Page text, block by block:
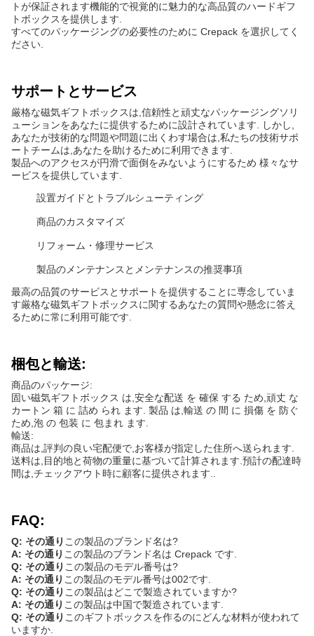
トが保証されます機能的で視覚的に魅力的な高品質のハードギフ
トボックスを提供します.
すべてのパッケージングの必要性のために Crepack を選択してく
ださい.
サポートとサービス
厳格な磁気ギフトボックスは,信頼性と頑丈なパッケージングソリ
ューションをあなたに提供するために設計されています. しかし,
あなたが技術的な問題や問題に出くわす場合は,私たちの技術サポ
ートチームは,あなたを助けるために利用できます.
製品へのアクセスが円滑で面倒をみないようにするため 様々なサ
ービスを提供しています.
設置ガイドとトラブルシューティング
商品のカスタマイズ
リフォーム・修理サービス
製品のメンテナンスとメンテナンスの推奨事項
最高の品質のサービスとサポートを提供することに専念していま
す厳格な磁気ギフトボックスに関するあなたの質問や懸念に答え
るために常に利用可能です.
梱包と輸送:
商品のパッケージ:
固い磁気ギフトボックス は,安全な配送 を 確保 する ため,頑丈 な
カートン 箱 に 詰め られ ます. 製品 は,輸送 の 間 に 損傷 を 防ぐ
ため,泡 の 包装 に 包まれ ます.
輸送:
商品は,評判の良い宅配便で,お客様が指定した住所へ送られます.
送料は,目的地と荷物の重量に基づいて計算されます.預計の配達時
間は,チェックアウト時に顧客に提供されます..
FAQ:
Q: その通り この製品のブランド名は?
A: その通り この製品のブランド名は Crepack です.
Q: その通り この製品のモデル番号は?
A: その通り この製品のモデル番号は002です.
Q: その通り この製品はどこで製造されていますか?
A: その通り この製品は中国で製造されています.
Q: その通り このギフトボックスを作るのにどんな材料が使われて
いますか.